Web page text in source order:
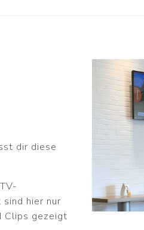
dir diese
hier nur
Clips gezeigt